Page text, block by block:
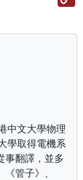
中文大學物理
學取得電機系
事翻譯，並多
管子》、